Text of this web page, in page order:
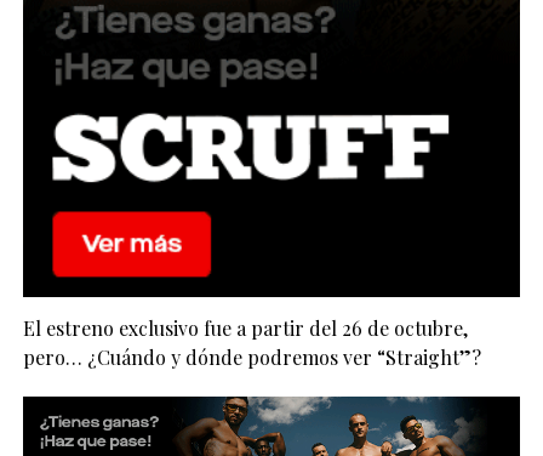
El estreno exclusivo fue a partir del 26 de octubre,
pero… ¿Cuándo y dónde podremos ver “Straight”?